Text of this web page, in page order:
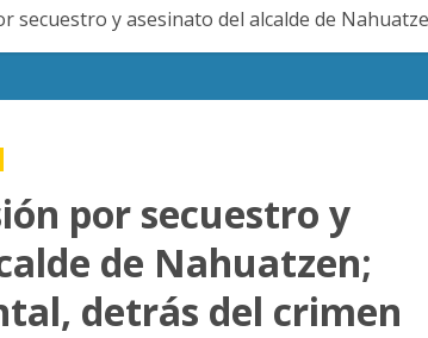
secuestro y asesinato del alcalde de
por secuestro y
de Nahuatzen;
detrás del crimen